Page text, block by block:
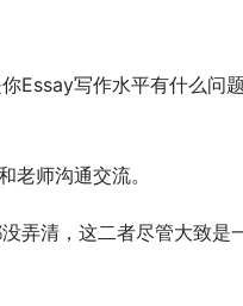
Essay写作水平有什么问
师沟通交流。
弄清，这二者尽管大致是